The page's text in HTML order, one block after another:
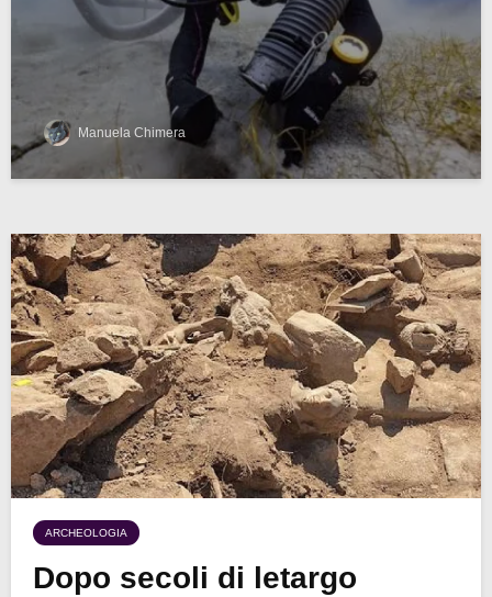
Manuela Chimera
ARCHEOLOGIA
Dopo secoli di letargo